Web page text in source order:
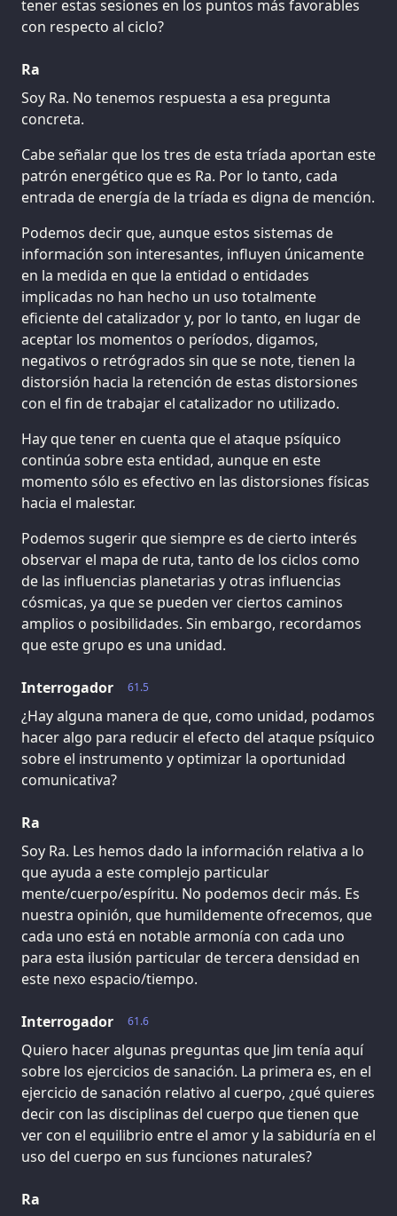
tener estas sesiones en los puntos más favorables
con respecto al ciclo?
Ra
Soy Ra. No tenemos respuesta a esa pregunta
concreta.
Cabe señalar que los tres de esta tríada aportan este
patrón energético que es Ra. Por lo tanto, cada
entrada de energía de la tríada es digna de mención.
Podemos decir que, aunque estos sistemas de
información son interesantes, influyen únicamente
en la medida en que la entidad o entidades
implicadas no han hecho un uso totalmente
eficiente del catalizador y, por lo tanto, en lugar de
aceptar los momentos o períodos, digamos,
negativos o retrógrados sin que se note, tienen la
distorsión hacia la retención de estas distorsiones
con el fin de trabajar el catalizador no utilizado.
Hay que tener en cuenta que el ataque psíquico
continúa sobre esta entidad, aunque en este
momento sólo es efectivo en las distorsiones físicas
hacia el malestar.
Podemos sugerir que siempre es de cierto interés
observar el mapa de ruta, tanto de los ciclos como
de las influencias planetarias y otras influencias
cósmicas, ya que se pueden ver ciertos caminos
amplios o posibilidades. Sin embargo, recordamos
que este grupo es una unidad.
61.5
Interrogador
¿Hay alguna manera de que, como unidad, podamos
hacer algo para reducir el efecto del ataque psíquico
sobre el instrumento y optimizar la oportunidad
comunicativa?
Ra
Soy Ra. Les hemos dado la información relativa a lo
que ayuda a este complejo particular
mente/cuerpo/espíritu. No podemos decir más. Es
nuestra opinión, que humildemente ofrecemos, que
cada uno está en notable armonía con cada uno
para esta ilusión particular de tercera densidad en
este nexo espacio/tiempo.
61.6
Interrogador
Quiero hacer algunas preguntas que Jim tenía aquí
sobre los ejercicios de sanación. La primera es, en el
ejercicio de sanación relativo al cuerpo, ¿qué quieres
decir con las disciplinas del cuerpo que tienen que
ver con el equilibrio entre el amor y la sabiduría en el
uso del cuerpo en sus funciones naturales?
Ra